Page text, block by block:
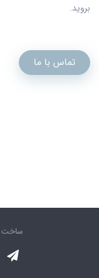
بروید.
تماس با ما
ساخت